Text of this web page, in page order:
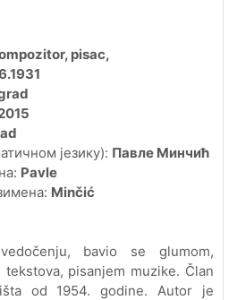
pisac,
језику): Павле Минчић
Pavle
Minčić
bavio se glumom,
pisanjem muzike. Član
od 1954. godine. Autor je